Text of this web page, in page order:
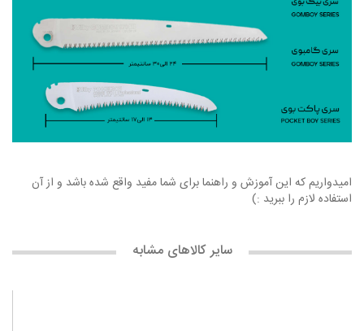
امیدواریم که این آموزش و راهنما برای شما مفید واقع شده باشد و از آن
استفاده لازم را ببرید :)
سایر کالاهای مشابه